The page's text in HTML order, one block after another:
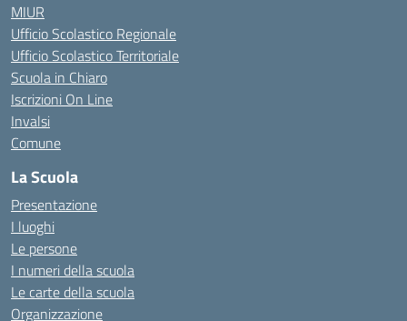
MIUR
Ufficio Scolastico Regionale
Ufficio Scolastico Territoriale
Scuola in Chiaro
Iscrizioni On Line
Invalsi
Comune
La Scuola
Presentazione
I luoghi
Le persone
I numeri della scuola
Le carte della scuola
Organizzazione